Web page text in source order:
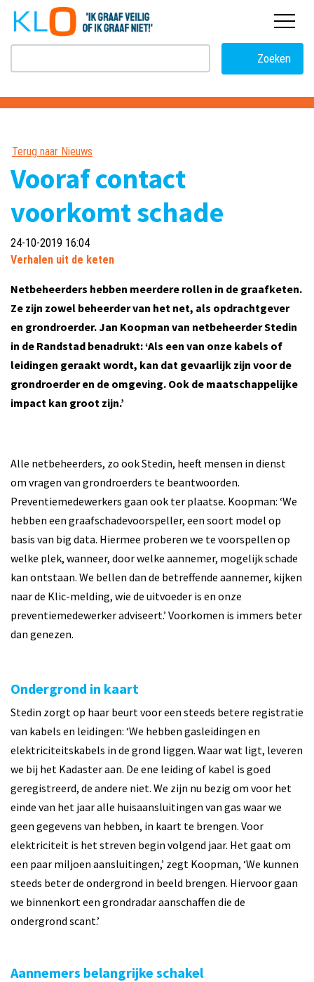
overslaan
Zoeken
Terug naar Nieuws
Vooraf contact
voorkomt schade
24-10-2019 16:04
Verhalen uit de keten
Netbeheerders hebben meerdere rollen in de graafketen.
Ze zijn zowel beheerder van het net, als opdrachtgever
en grondroerder. Jan Koopman van netbeheerder Stedin
in de Randstad benadrukt: ‘Als een van onze kabels of
leidingen geraakt wordt, kan dat gevaarlijk zijn voor de
grondroerder en de omgeving. Ook de maatschappelijke
impact kan groot zijn.’
Alle netbeheerders, zo ook Stedin, heeft mensen in dienst
om vragen van grondroerders te beantwoorden.
Preventiemedewerkers gaan ook ter plaatse. Koopman: ‘We
hebben een graafschadevoorspeller, een soort model op
basis van big data. Hiermee proberen we te voorspellen op
welke plek, wanneer, door welke aannemer, mogelijk schade
kan ontstaan. We bellen dan de betreffende aannemer, kijken
naar de Klic-melding, wie de uitvoeder is en onze
preventiemedewerker adviseert.’ Voorkomen is immers beter
dan genezen.
Ondergrond in kaart
Stedin zorgt op haar beurt voor een steeds betere registratie
van kabels en leidingen: ‘We hebben gasleidingen en
elektriciteitskabels in de grond liggen. Waar wat ligt, leveren
we bij het Kadaster aan. De ene leiding of kabel is goed
geregistreerd, de andere niet. We zijn nu bezig om voor het
einde van het jaar alle huisaansluitingen van gas waar we
geen gegevens van hebben, in kaart te brengen. Voor
elektriciteit is het streven begin volgend jaar. Het gaat om
een paar miljoen aansluitingen,’ zegt Koopman, ‘We kunnen
steeds beter de ondergrond in beeld brengen. Hiervoor gaan
we binnenkort een grondradar aanschaffen die de
ondergrond scant.’
Aannemers belangrijke schakel